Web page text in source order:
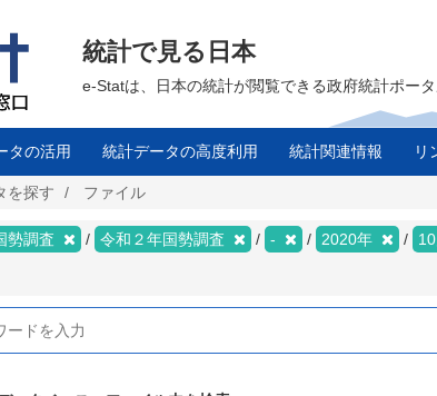
統計で見る日本
e-Statは、日本の統計が閲覧できる政府統計ポー
タの活用 統計データの高度利用 統計関連情報 リ
を探す ファイル
勢調査 令和２年国勢調査 - 2020年